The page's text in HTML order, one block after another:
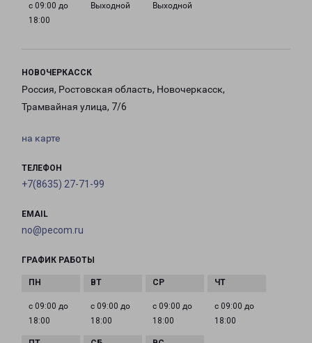
с 09:00 до
18:00
Выходной Выходной
НОВОЧЕРКАССК
Россия, Ростовская область, Новочеркасск,
Трамвайная улица, 7/6
на карте
ТЕЛЕФОН
+7(8635) 27-71-99
EMAIL
no@pecom.ru
ГРАФИК РАБОТЫ
с 09:00 до
18:00
с 09:00 до
18:00
с 09:00 до
18:00
с 09:00 до
18:00